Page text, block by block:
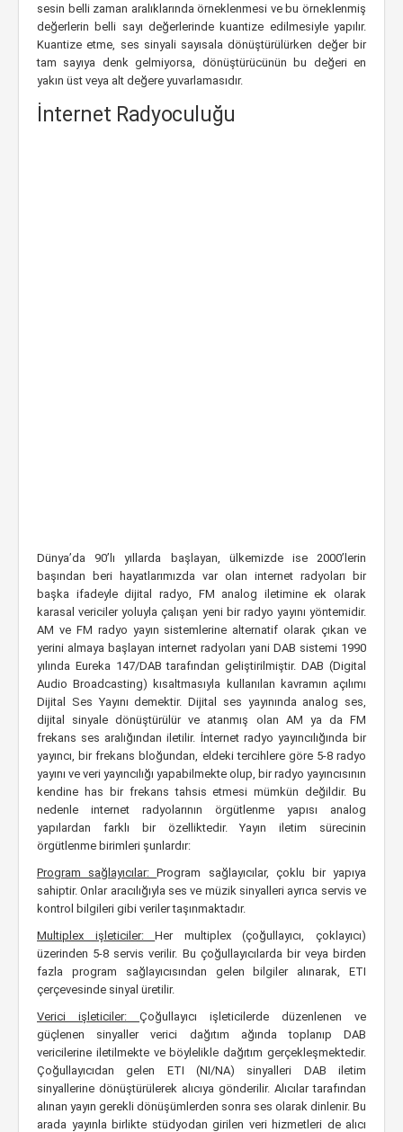
sesin belli zaman aralıklarında örneklenmesi ve bu örneklenmiş
değerlerin belli sayı değerlerinde kuantize edilmesiyle yapılır.
Kuantize etme, ses sinyali sayısala dönüştürülürken değer bir
tam sayıya denk gelmiyorsa, dönüştürücünün bu değeri en
yakın üst veya alt değere yuvarlamasıdır.
İnternet Radyoculuğu
Dünya’da 90’lı yıllarda başlayan, ülkemizde ise 2000’lerin
başından beri hayatlarımızda var olan internet radyoları bir
başka ifadeyle dijital radyo, FM analog iletimine ek olarak
karasal vericiler yoluyla çalışan yeni bir radyo yayını yöntemidir.
AM ve FM radyo yayın sistemlerine alternatif olarak çıkan ve
yerini almaya başlayan internet radyoları yani DAB sistemi 1990
yılında Eureka 147/DAB tarafından geliştirilmiştir. DAB (Digital
Audio Broadcasting) kısaltmasıyla kullanılan kavramın açılımı
Dijital Ses Yayını demektir. Dijital ses yayınında analog ses,
dijital sinyale dönüştürülür ve atanmış olan AM ya da FM
frekans ses aralığından iletilir. İnternet radyo yayıncılığında bir
yayıncı, bir frekans bloğundan, eldeki tercihlere göre 5-8 radyo
yayını ve veri yayıncılığı yapabilmekte olup, bir radyo yayıncısının
kendine has bir frekans tahsis etmesi mümkün değildir. Bu
nedenle internet radyolarının örgütlenme yapısı analog
yapılardan farklı bir özelliktedir. Yayın iletim sürecinin
örgütlenme birimleri şunlardır:
Program sağlayıcılar:Program sağlayıcılar, çoklu bir yapıya
sahiptir. Onlar aracılığıyla ses ve müzik sinyalleri ayrıca servis ve
kontrol bilgileri gibi veriler taşınmaktadır.
Multiplex işleticiler:Her multiplex (çoğullayıcı, çoklayıcı)
üzerinden 5-8 servis verilir. Bu çoğullayıcılarda bir veya birden
fazla program sağlayıcısından gelen bilgiler alınarak, ETI
çerçevesinde sinyal üretilir.
Verici işleticiler: Çoğullayıcı işleticilerde düzenlenen ve
güçlenen sinyaller verici dağıtım ağında toplanıp DAB
vericilerine iletilmekte ve böylelikle dağıtım gerçekleşmektedir.
Çoğullayıcıdan gelen ETI (NI/NA) sinyalleri DAB iletim
sinyallerine dönüştürülerek alıcıya gönderilir. Alıcılar tarafından
alınan yayın gerekli dönüşümlerden sonra ses olarak dinlenir. Bu
arada yayınla birlikte stüdyodan girilen veri hizmetleri de alıcı